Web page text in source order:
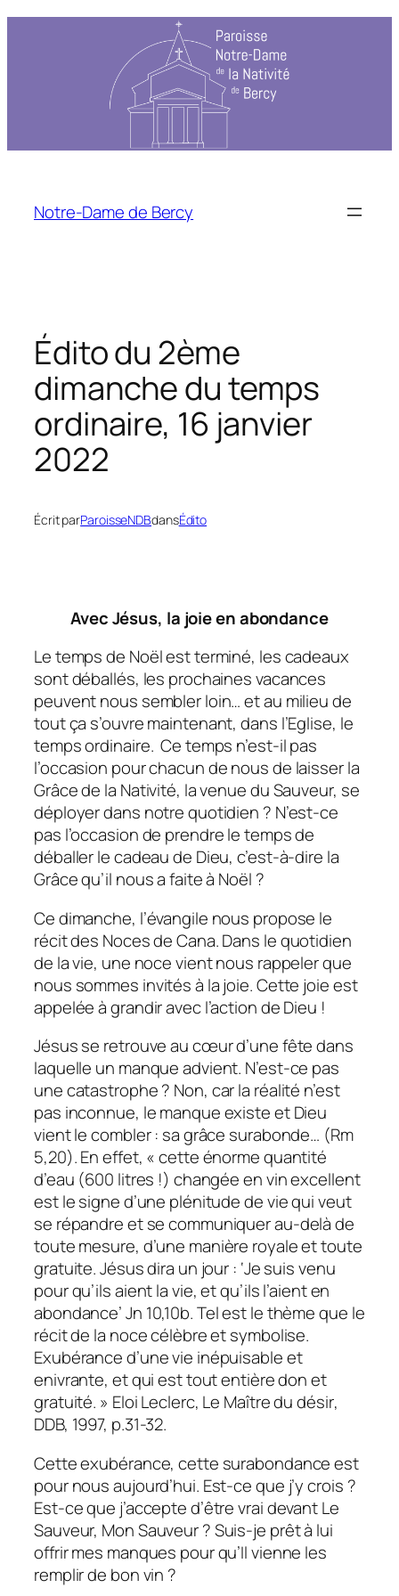
Notre-Dame de Bercy
Édito du 2ème
dimanche du temps
ordinaire, 16 janvier
2022
Écrit parParoisseNDBdansÉdito
Avec Jésus, la joie en abondance
Le temps de Noël est terminé, les cadeaux
sont déballés, les prochaines vacances
peuvent nous sembler loin… et au milieu de
tout ça s’ouvre maintenant, dans l’Eglise, le
temps ordinaire. Ce temps n’est-il pas
l’occasion pour chacun de nous de laisser la
Grâce de la Nativité, la venue du Sauveur, se
déployer dans notre quotidien ? N’est-ce
pas l’occasion de prendre le temps de
déballer le cadeau de Dieu, c’est-à-dire la
Grâce qu’il nous a faite à Noël ?
Ce dimanche, l’évangile nous propose le
récit des Noces de Cana. Dans le quotidien
de la vie, une noce vient nous rappeler que
nous sommes invités à la joie. Cette joie est
appelée à grandir avec l’action de Dieu !
Jésus se retrouve au cœur d’une fête dans
laquelle un manque advient. N’est-ce pas
une catastrophe ? Non, car la réalité n’est
pas inconnue, le manque existe et Dieu
vient le combler : sa grâce surabonde… (Rm
5,20). En effet, «cette énorme quantité
d’eau (600 litres !) changée en vin excellent
est le signe d’une plénitude de vie qui veut
se répandre et se communiquer au-delà de
toute mesure, d’une manière royale et toute
gratuite. Jésus dira un jour : ‘Je suis venu
pour qu’ils aient la vie, et qu’ils l’aient en
abondance’ Jn 10,10b. Tel est le thème que le
récit de la noce célèbre et symbolise.
Exubérance d’une vie inépuisable et
enivrante, et qui est tout entière don et
gratuité. » Eloi Leclerc, Le Maître du désir,
DDB, 1997, p.31-32.
Cette exubérance, cette surabondance est
pour nous aujourd’hui. Est-ce que j’y crois ?
Est-ce que j’accepte d’être vrai devant Le
Sauveur, Mon Sauveur ? Suis-je prêt à lui
offrir mes manques pour qu’Il vienne les
remplir de bon vin ?